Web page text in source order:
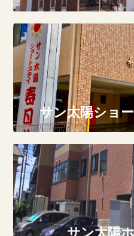
サン太陽ショ
サン太陽